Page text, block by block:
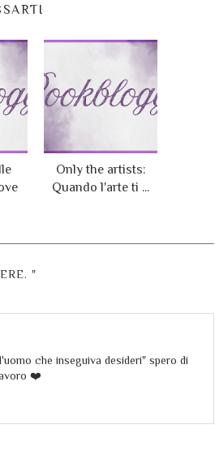
Only the artists:
Quando l'arte ti ...
"
che inseguiva desideri" spero di
❤️